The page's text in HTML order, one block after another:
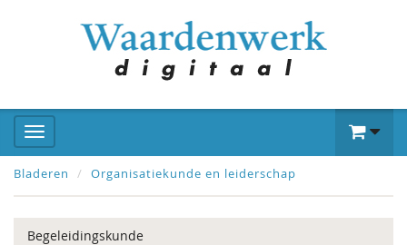
Bladeren Organisatiekunde en leiderschap
Begeleidingskunde